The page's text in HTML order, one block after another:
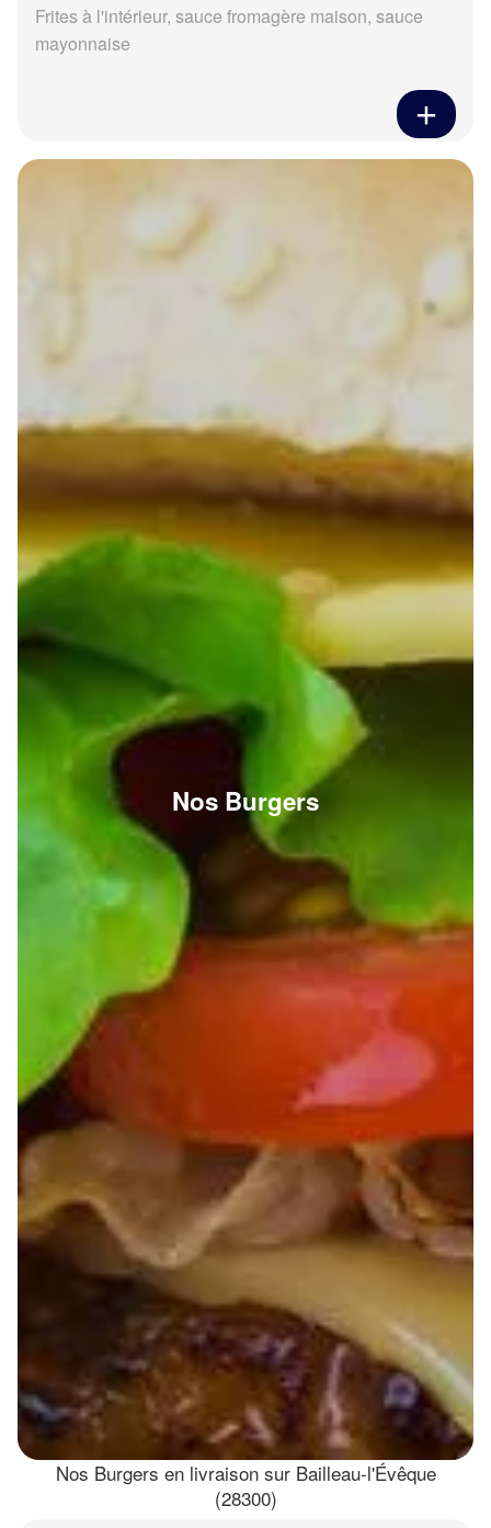
Frites à l'intérieur, sauce fromagère maison, sauce
mayonnaise
Nos Burgers
Nos Burgers en livraison sur Bailleau-l'Évêque
(28300)